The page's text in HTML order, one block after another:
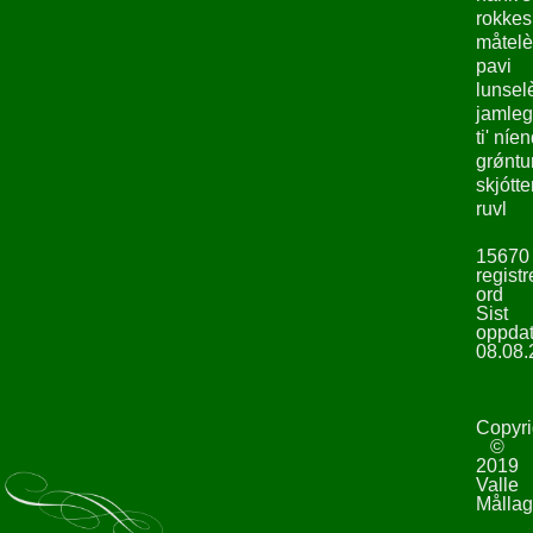
pavi
ti'
ruvl
15670
ord
Sist
©
2019
Valle
Mållag